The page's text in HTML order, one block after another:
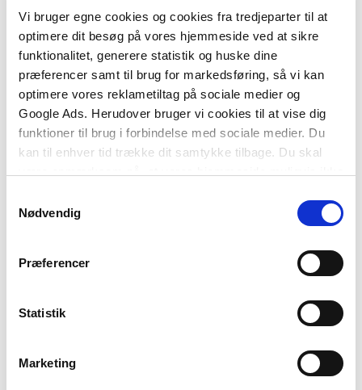
Vi bruger egne cookies og cookies fra tredjeparter til at
optimere dit besøg på vores hjemmeside ved at sikre
funktionalitet, generere statistik og huske dine
præferencer samt til brug for markedsføring, så vi kan
optimere vores reklametiltag på sociale medier og
Google Ads. Herudover bruger vi cookies til at vise dig
funktioner til brug i forbindelse med sociale medier. Du
kan til enhver tid trække dit samtykke tilbage. Du skal
tilbagetrækker et samtykke.
Nødvendig
Præferencer
Statistik
Marketing
2 formater
Helhedsorienteret socialt
arbejde med udsatte
familier
Anne Marie Villumsen
Fra
309,95 KR.
2 formater
Socialt arbejde
Jens Guldager Marianne Skytte
Fra
405,00 KR.